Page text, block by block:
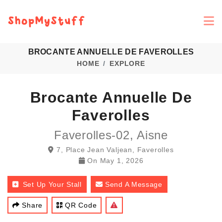
BROCANTE ANNUELLE DE FAVEROLLES
HOME EXPLORE
Brocante Annuelle De
Faverolles
Faverolles-02, Aisne
7, Place Jean Valjean, Faverolles
On May 1, 2026
Set Up Your Stall Send A Message
Share QR Code